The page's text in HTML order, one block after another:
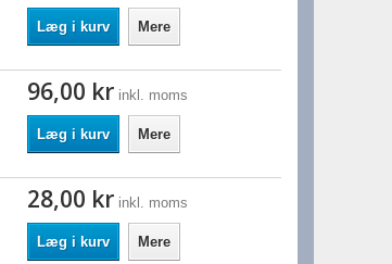
Læg i kurv Mere
96,00 kr inkl. moms
Læg i kurv Mere
28,00 kr inkl. moms
Læg i kurv Mere